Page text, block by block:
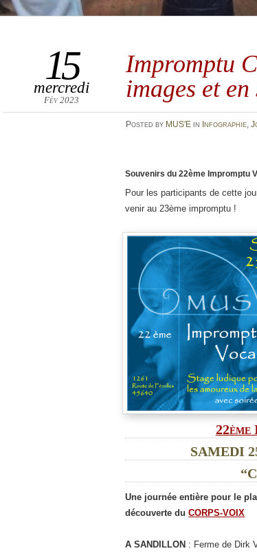
Impromptu
images et en
15
mercredi
Fév 2023
Posted by MUS'Ein Infographie,
Souvenirs du 22ème Impromptu
Pour les participants de cette
venir au 23ème impromptu !
SAMEDI
Une journée entière pour le
découverte duCORPS-VOIX
A SANDILLON : Ferme de Dirk